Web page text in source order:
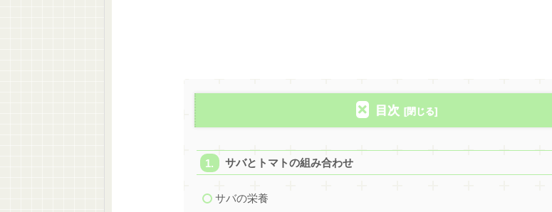
目次
サバとトマトの組み合わせ
サバの栄養